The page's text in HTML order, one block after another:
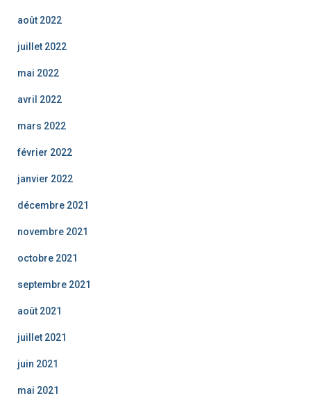
août 2022
juillet 2022
mai 2022
avril 2022
mars 2022
février 2022
janvier 2022
décembre 2021
novembre 2021
octobre 2021
septembre 2021
août 2021
juillet 2021
juin 2021
mai 2021